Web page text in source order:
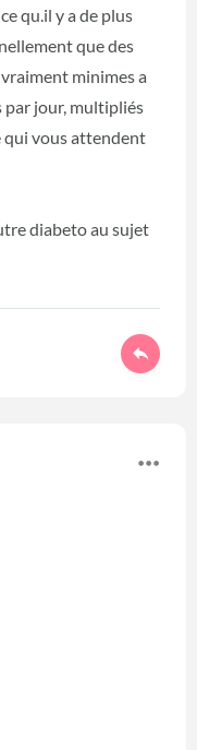
qu.il y a de plus
que des
minimes a
par jour, multipliés
qui vous attendent
diabeto au sujet